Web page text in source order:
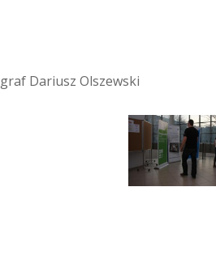
Dariusz Olszewski